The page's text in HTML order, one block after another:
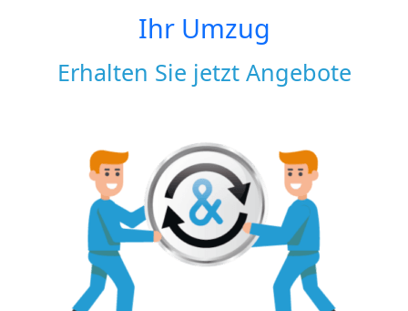
Ihr Umzug
Erhalten Sie jetzt Angebote